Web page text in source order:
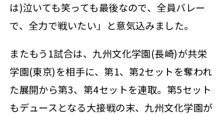
は)泣いても笑っても最後なので、全員バレー
で、全力で戦いたい」と意気込みました。
またもう1試合は、九州文化学園(長崎)が共栄
学園(東京)を相手に、第1、第2セットを奪われ
た展開から第3、第4セットを連取。第5セット
もデュースとなる大接戦の末、九州文化学園が